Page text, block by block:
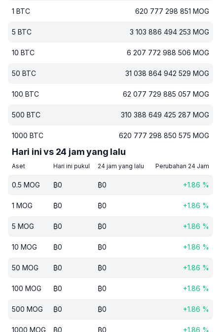
1 BTC 620 777 298 851 MOG
5 BTC 3 103 886 494 253 MOG
10 BTC 6 207 772 988 506 MOG
50 BTC 31 038 864 942 529 MOG
100 BTC 62 077 729 885 057 MOG
500 BTC 310 388 649 425 287 MOG
1000 BTC 620 777 298 850 575 MOG
Hari ini vs 24 jam yang lalu
Aset Hari ini pukul 24 jam yang lalu Perubahan 24 Jam
0.5 MOG ₿0 ₿0 +1.86 %
1 MOG ₿0 ₿0 +1.86 %
5 MOG ₿0 ₿0 +1.86 %
10 MOG ₿0 ₿0 +1.86 %
50 MOG ₿0 ₿0 +1.86 %
100 MOG ₿0 ₿0 +1.86 %
500 MOG ₿0 ₿0 +1.86 %
1000 MOG ₿0 ₿0 +1.86 %